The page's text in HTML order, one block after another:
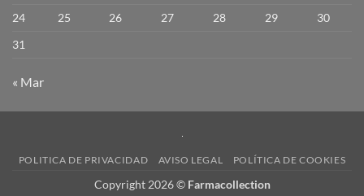
24
25 26 27 28 29
30
31
« Mar
POLITICA DE PRIVACIDAD AVISO LEGAL POLÍTICA DE COOKIES
Copyright 2026 © Farmacollection